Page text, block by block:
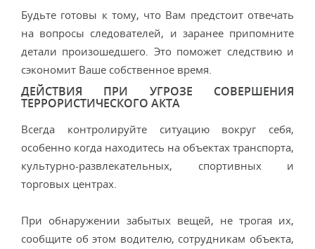
Будьте готовы к тому, что Вам предстоит отвечать
на вопросы следователей, и заранее припомните
детали произошедшего. Это поможет следствию и
сэкономит Ваше собственное время.
ДЕЙСТВИЯ ПРИ УГРОЗЕ СОВЕРШЕНИЯ
ТЕРРОРИСТИЧЕСКОГО АКТА
Всегда контролируйте ситуацию вокруг себя,
особенно когда находитесь на объектах транспорта,
культурно-развлекательных, спортивных и
торговых центрах.
При обнаружении забытых вещей, не трогая их,
сообщите об этом водителю, сотрудникам объекта,